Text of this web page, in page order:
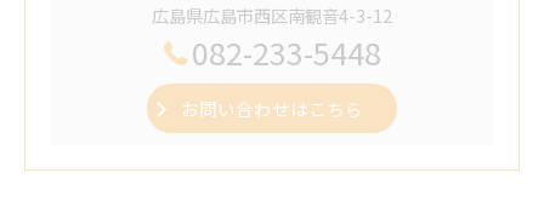
広島県広島市西区南観音4-3-12
082-233-5448
お問い合わせはこちら